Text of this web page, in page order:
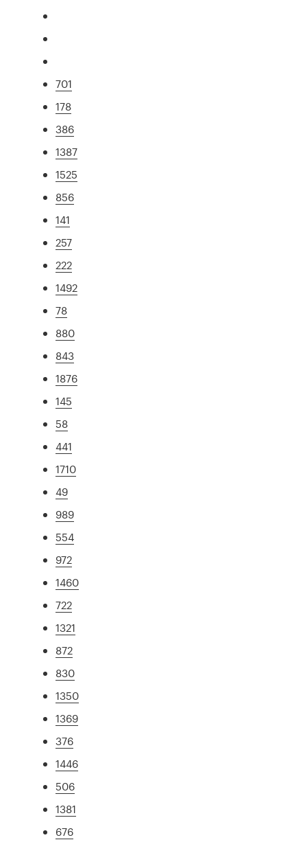
701
178
386
1387
1525
856
141
257
222
1492
78
880
843
1876
145
58
441
1710
49
989
554
972
1460
722
1321
872
830
1350
1369
376
1446
506
1381
676